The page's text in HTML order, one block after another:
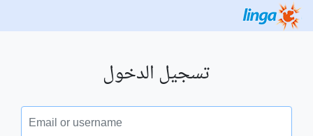
تسجيل الدخول
البريد الالكتروني